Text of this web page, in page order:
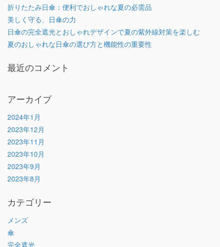
折りたたみ日傘：便利でおしゃれな夏の必需品
美しく守る、日傘の力
日傘の完全遮光とおしゃれデザインで夏の紫外線対策を楽しむ
夏のおしゃれな日傘の選び方と機能性の重要性
最近のコメント
アーカイブ
2024年1月
2023年12月
2023年11月
2023年10月
2023年9月
2023年8月
カテゴリー
メンズ
傘
完全遮光